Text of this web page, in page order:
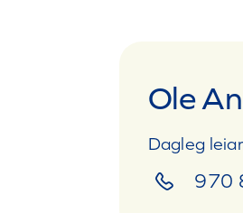
Ole
Dagleg leiar
970